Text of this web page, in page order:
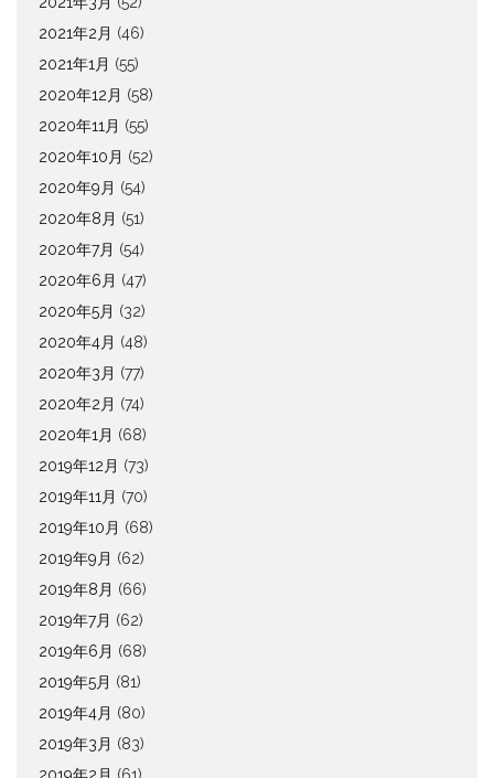
2021年2月 (46)
2021年1月 (55)
2020年12月 (58)
2020年11月 (55)
2020年10月 (52)
2020年9月 (54)
2020年8月 (51)
2020年7月 (54)
2020年6月 (47)
2020年5月 (32)
2020年4月 (48)
2020年3月 (77)
2020年2月 (74)
2020年1月 (68)
2019年12月 (73)
2019年11月 (70)
2019年10月 (68)
2019年9月 (62)
2019年8月 (66)
2019年7月 (62)
2019年6月 (68)
2019年5月 (81)
2019年4月 (80)
2019年3月 (83)
2019年2月 (61)